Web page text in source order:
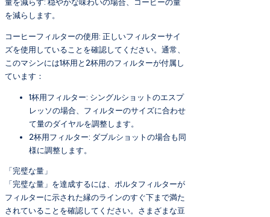
を減らします。
コーヒーフィルターの使用: 正しいフィルターサイ
ズを使用していることを確認してください。通常、
このマシンには1杯用と2杯用のフィルターが付属し
ています：
1杯用フィルター: シングルショットのエスプ
レッソの場合、フィルターのサイズに合わせ
て量のダイヤルを調整します。
2杯用フィルター: ダブルショットの場合も同
様に調整します。
「完璧な量」
「完璧な量」を達成するには、ポルタフィルターが
フィルターに示された縁のラインのすぐ下まで満た
されていることを確認してください。さまざまな豆